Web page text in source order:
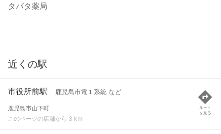
タバタ薬局
近くの駅
市役所前駅 鹿児島市電１系統 など
鹿児島市山下町
このページの店舗から 3 km
ルート
を見る